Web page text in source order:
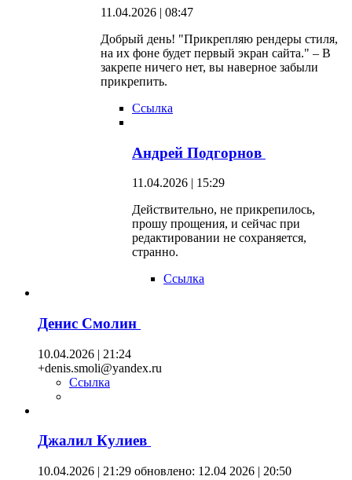
11.04.2026 | 08:47
Добрый день! "Прикрепляю рендеры стиля,
на их фоне будет первый экран сайта." – В
закрепе ничего нет, вы наверное забыли
прикрепить.
Ссылка
Андрей Подгорнов
11.04.2026 | 15:29
Действительно, не прикрепилось,
прошу прощения, и сейчас при
редактировании не сохраняется,
странно.
Ссылка
Денис Смолин
10.04.2026 | 21:24
+denis.smoli@yandex.ru
Ссылка
Джалил Кулиев
10.04.2026 | 21:29 обновлено: 12.04 2026 | 20:50